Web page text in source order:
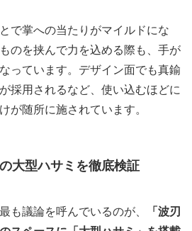
で掌への当たりがマイルドにな
のを挟んで力を込める際も、手が
っています。デザイン面でも真鍮
採用されるなど、使い込むほどに
が随所に施されています。
大型ハサミを徹底検証
も議論を呼んでいるのが、
「波刃